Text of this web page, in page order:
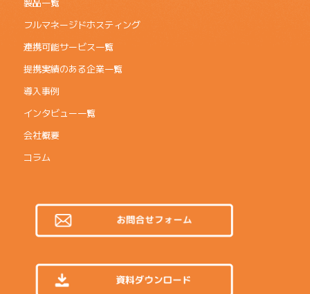
フルマネージドホスティング
連携可能サービス一覧
提携実績のある企業一覧
導入事例
インタビュー一覧
会社概要
コラム